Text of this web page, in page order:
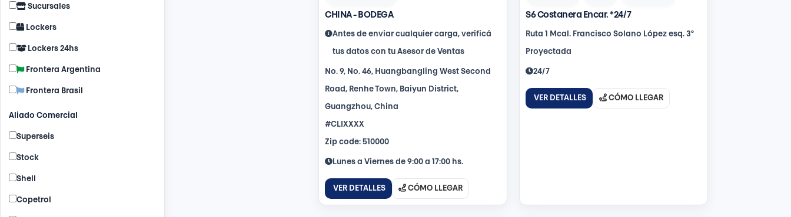
Sucursales
Lockers
Lockers 24hs
Frontera Argentina
Frontera Brasil
Aliado Comercial
Superseis
Stock
Shell
Copetrol
CHINA - BODEGA
Antes de enviar cualquier carga, verificá
tus datos con tu Asesor de Ventas
No. 9, No. 46, Huangbangling West Second
Road, Renhe Town, Baiyun District,
Guangzhou, China
#CLIXXXX
Zip code: 510000
Lunes a Viernes de 9:00 a 17:00 hs.
VER DETALLES CÓMO LLEGAR
S6 Costanera Encar. *24/7
Ruta 1 Mcal. Francisco Solano López esq. 3°
Proyectada
24/7
VER DETALLES CÓMO LLEGAR